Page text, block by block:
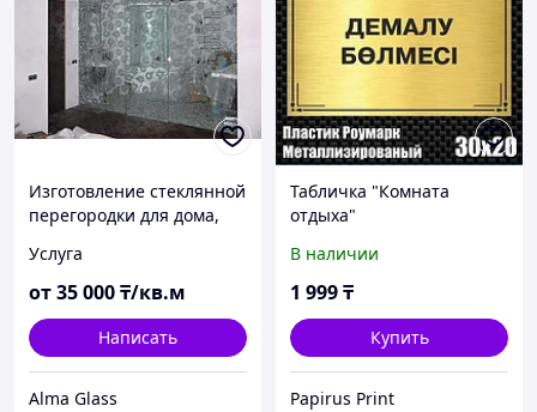
Изготовление стеклянной
перегородки для дома,
Услуга
от35 000₸/кв.м
Написать
Alma Glass
Табличка "Комната
отдыха"
пластик 30х20см)
В наличии
1 999₸
Купить
Papirus Print